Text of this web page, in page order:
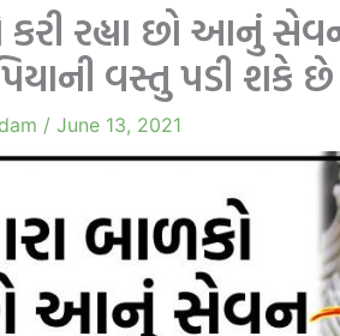
કરી રહ્યા છો આનું
વસ્તુ પડી શકે
/ June 13, 2021